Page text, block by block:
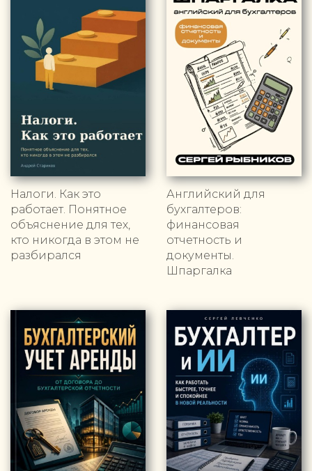
Налоги. Как это
работает. Понятное
объяснение для тех,
кто никогда в этом не
разбирался
Английский для
бухгалтеров:
финансовая
отчетность и
документы.
Шпаргалка